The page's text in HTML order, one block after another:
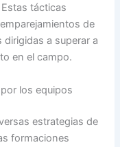
tácticas
de
a superar a
en el campo.
los equipos
estrategias de
formaciones